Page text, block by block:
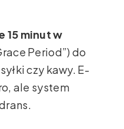
15 minut w
Period”) do
czy kawy. E-
ale system